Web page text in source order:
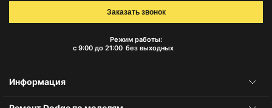
Режим работы:
с 9:00 до 21:00 без выходных
Заказать звонок
Информация